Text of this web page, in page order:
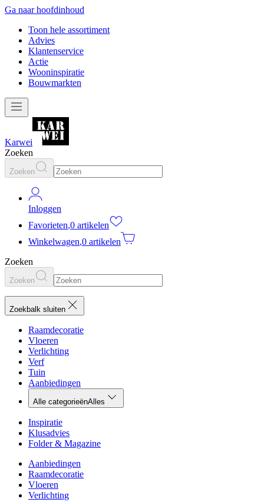
Ga naar hoofdinhoud
Toon hele assortiment
Advies
Klantenservice
Actie
Wooninspiratie
Bouwmarkten
Karwei
Zoeken
Zoeken
Inloggen
Favorieten,0 artikelen
Winkelwagen,0 artikelen
Zoeken
Zoeken
Zoekbalk sluiten
Raamdecoratie
Vloeren
Verlichting
Verf
Tuin
Aanbiedingen
Alle categorieënAlles
Inspiratie
Klusadvies
Folder & Magazine
Aanbiedingen
Raamdecoratie
Vloeren
Verlichting